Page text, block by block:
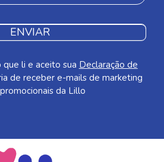
ENVIAR
li e aceito sua Declaração de
de receber e-mails de marketing
da Lillo